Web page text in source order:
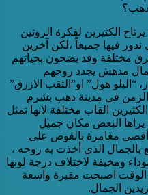
دهب؟
الكثيرين لفكرة الروتين
ندور فيها جميعاً ،لكن آخرين
مختلفة وقد يضحون بحياتهم
مدهش يجدد روحهم
“البلو هول” او”الثقب الازرق”
فى مدينة دهب بشرم
القاب مختلفة لانها تمثل
يراها البعض مكان جميل
أقصى مغامرة بالغوص على
متر ليتشبع بالجمال الذى أخذت به روحه ،
ومخيفة لاختلاف درجة لونها
الوقت اصبحت مقبرة واسعة
الجمال.